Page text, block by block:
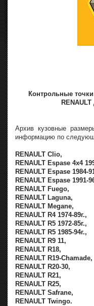
Контрольные
Архив кузовные
информацию по
RENAULT Clio,
RENAULT Espase 4x4
RENAULT Espase 1984-
RENAULT Espase 1991-
RENAULT Fuego,
RENAULT Laguna,
RENAULT Megane,
RENAULT R4 1974-89г.,
RENAULT R5 1972-85г.,
RENAULT R5 1985-94г.,
RENAULT R9 11,
RENAULT R18,
RENAULT R19-Chamade,
RENAULT R20-30,
RENAULT R21,
RENAULT R25,
RENAULT Safrane,
RENAULT Twingo.